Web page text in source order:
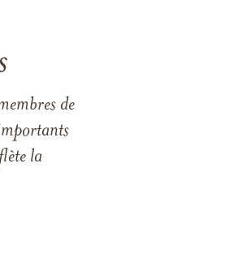
de
la